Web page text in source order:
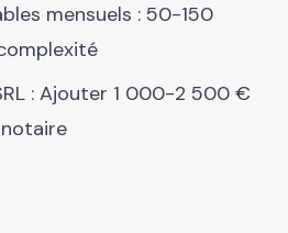
mensuels : 50-150
: Ajouter 1 000-2 500 €